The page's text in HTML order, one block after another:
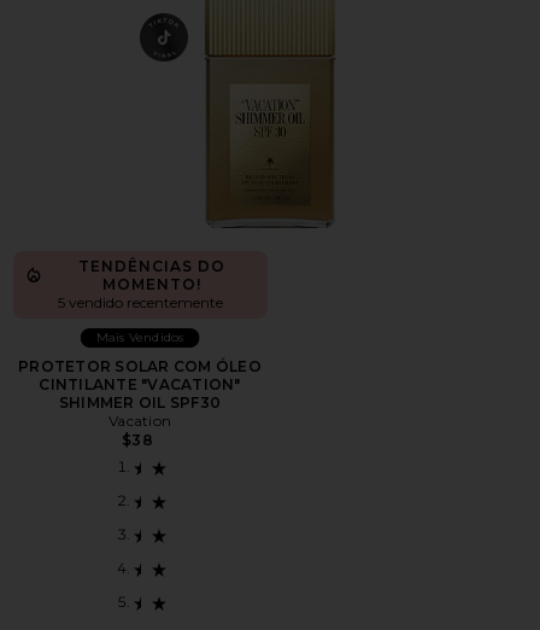
TENDÊNCIAS DO
MOMENTO!
5 vendido recentemente
Mais Vendidos
PROTETOR SOLAR COM ÓLEO
CINTILANTE "VACATION"
SHIMMER OIL SPF30
Vacation
$38